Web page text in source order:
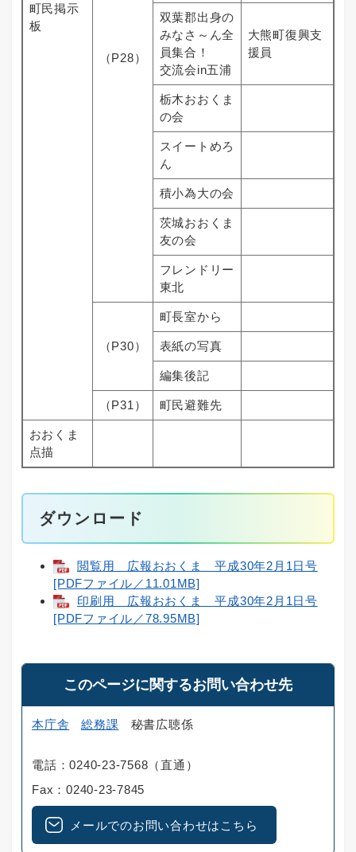
町民掲示
板
（P28）
双葉郡出身の
みなさ～ん全
員集合！
交流会in五浦
大熊町復興支
援員
栃木おおくま
の会
スイートめろ
ん
積小為大の会
茨城おおくま
友の会
フレンドリー
東北
（P30）
町長室から
表紙の写真
編集後記
（P31） 町民避難先
おおくま
点描
ダウンロード
閲覧用 広報おおくま 平成30年2月1日号
[PDFファイル／11.01MB]
印刷用 広報おおくま 平成30年2月1日号
[PDFファイル／78.95MB]
このページに関するお問い合わせ先
本庁舎 総務課 秘書広聴係
電話：0240-23-7568（直通）
Fax：0240-23-7845
メールでのお問い合わせはこちら